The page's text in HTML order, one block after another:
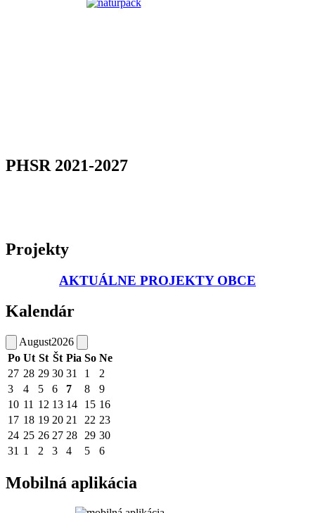
PHSR 2021-2027
Projekty
AKTUÁLNE PROJEKTY OBCE
Kalendár
August2026
Po Ut St Št Pia So Ne
27 28 29 30 31 1
2
3
4 5 6 7 8
9
10 11 12 13 14 15 16
17 18 19 20 21 22 23
24 25 26 27 28 29 30
31 1 2 3 4 5 6
Mobilná aplikácia